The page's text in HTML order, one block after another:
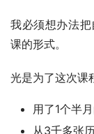
我必须想办法
课的形式。
光是为了这次课
用了1个半
从3千多张